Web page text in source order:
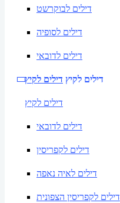
דילים לבוקרשט
דילים לסופיה
דילים לדובאי
דילים לקיץ דילים לקיץ
דילים לקיץ
דילים לדובאי
דילים לקפריסין
דילים לאיה נאפה
דילים לקפריסין הצפונית